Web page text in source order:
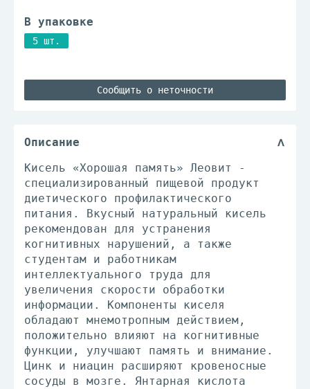
В упаковке
5 шт.
Сообщить о неточности
Описание
Кисель «Хорошая память» Леовит -
специализированный пищевой продукт
диетического профилактического
питания. Вкусный натуральный кисель
рекомендован для устранения
когнитивных нарушений, а также
студентам и работникам
интеллектуального труда для
увеличения скорости обработки
информации. Компоненты киселя
обладают мнемотропным действием,
положительно влияют на когнитивные
функции, улучшают память и внимание.
Цинк и ниацин расширяют кровеносные
сосуды в мозге. Янтарная кислота